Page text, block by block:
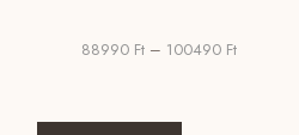
Ft.
88990 Ft – 100490 Ft